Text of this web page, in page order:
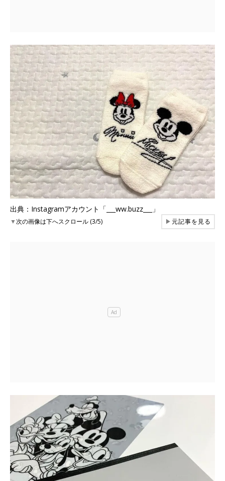
出典：Instagramアカウント「___ww.buzz___」
▼次の画像は下へスクロール (3/5) ▶元記事を見る